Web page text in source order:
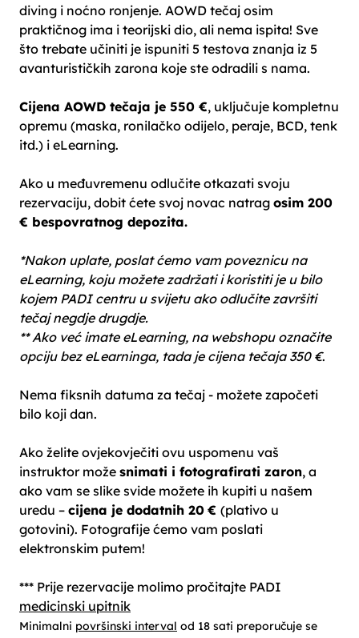
diving i noćno ronjenje. AOWD tečaj osim
praktičnog ima i teorijski dio, ali nema ispita! Sve
što trebate učiniti je ispuniti 5 testova znanja iz 5
avanturističkih zarona koje ste odradili s nama.
Cijena AOWD tečaja je 550 €, uključuje kompletnu
opremu (maska, ronilačko odijelo, peraje, BCD, tenk
itd.) i eLearning.
Ako u međuvremenu odlučite otkazati svoju
rezervaciju, dobit ćete svoj novac natrag osim 200
€ bespovratnog depozita.
*Nakon uplate, poslat ćemo vam poveznicu na
eLearning, koju možete zadržati i koristiti je u bilo
kojem PADI centru u svijetu ako odlučite završiti
tečaj negdje drugdje.
** Ako već imate eLearning, na webshopu označite
opciju bez eLearninga, tada je cijena tečaja 350 €.
Nema fiksnih datuma za tečaj - možete započeti
bilo koji dan.
Ako želite ovjekovječiti ovu uspomenu vaš
instruktor može snimati i fotografirati zaron, a
ako vam se slike svide možete ih kupiti u našem
uredu – cijena je dodatnih 20 € (plativo u
gotovini). Fotografije ćemo vam poslati
elektronskim putem!
*** Prije rezervacije molimo pročitajte PADI
medicinski upitnik
Minimalni površinski interval od 18 sati preporučuje se